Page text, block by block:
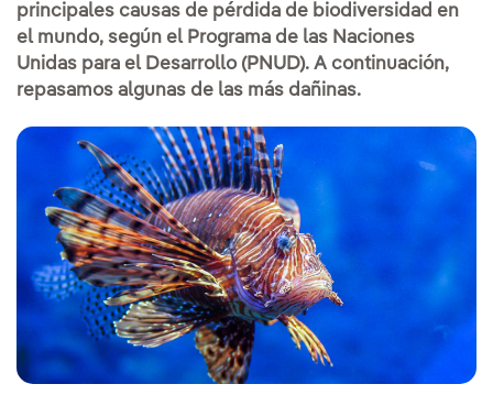
principales causas de pérdida de biodiversidad en
el mundo, según el Programa de las Naciones
Unidas para el Desarrollo (PNUD). A continuación,
repasamos algunas de las más dañinas.